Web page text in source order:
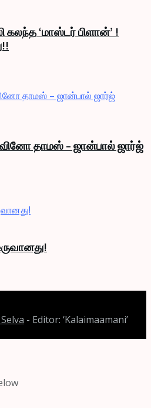
‘மாஸ்டர் பிளான்’ !
தாமஸ் – ஜான்பால் ஜார்ஜ்
- Editor: ‘Kalaimaamani’